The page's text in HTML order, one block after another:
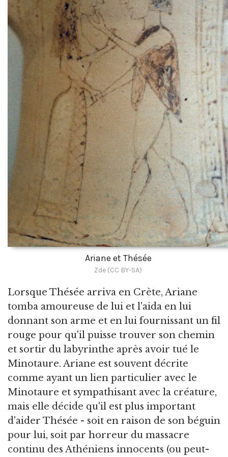
Ariane et Thésée
Zde (CC BY-SA)
Lorsque Thésée arriva en Crète, Ariane
tomba amoureuse de lui et l'aida en lui
donnant son arme et en lui fournissant un fil
rouge pour qu'il puisse trouver son chemin
et sortir du labyrinthe après avoir tué le
Minotaure. Ariane est souvent décrite
comme ayant un lien particulier avec le
Minotaure et sympathisant avec la créature,
mais elle décide qu'il est plus important
d'aider Thésée - soit en raison de son béguin
pour lui, soit par horreur du massacre
continu des Athéniens innocents (ou peut-